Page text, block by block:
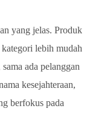
yang jelas. Produk
lebih mudah
ada pelanggan
kesejahteraan,
berfokus pada